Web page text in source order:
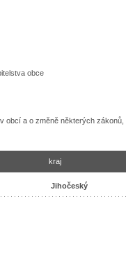
obce
obcí a o změně některých
kraj
Jihočeský